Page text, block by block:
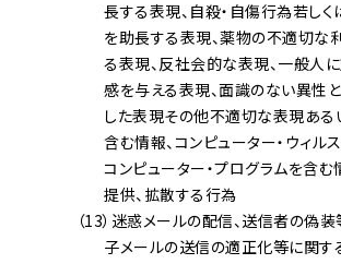
長する表現、自殺・自傷行為若し
を助長する表現、薬物の不適切な
る表現、反社会的な表現、一般人
感を与える表現、面識のない異性
した表現その他不適切な表現ある
含む情報、コンピューター・ウィル
コンピューター・プログラムを含む
提供、拡散する行為
（13）迷惑メールの配信、送信者の偽装
子メールの送信の適正化等に関す